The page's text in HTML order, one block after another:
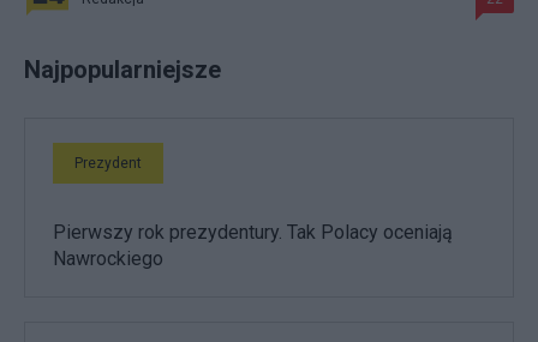
Najpopularniejsze
Prezydent
Pierwszy rok prezydentury. Tak Polacy oceniają
Nawrockiego